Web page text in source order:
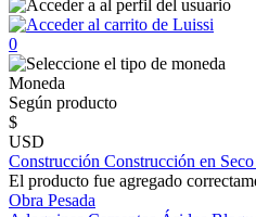
0
Moneda
Según producto
$
USD
Construcción Construcción en Seco
El producto fue agregado
Obra Pesada